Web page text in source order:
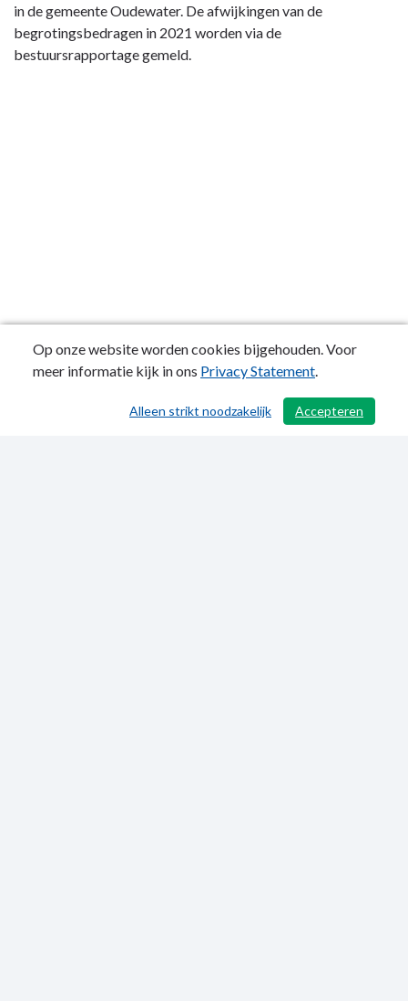
in de gemeente Oudewater. De afwijkingen van de
begrotingsbedragen in 2021 worden via de
bestuursrapportage gemeld.
/ 436
Op onze website worden cookies bijgehouden. Voor
meer informatie kijk in ons Privacy Statement.
Accepteren
Alleen strikt noodzakelijk